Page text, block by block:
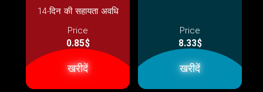
14-दिन की सहायता अवधि
Price
0.85$
खरीदें
Price
8.33$
खरीदें